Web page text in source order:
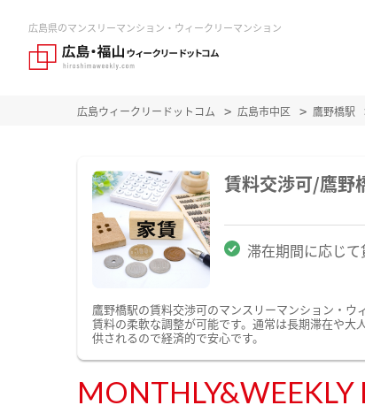
広島県のマンスリーマンション・ウィークリーマンション
広島ウィークリードットコム 広島市中区 鷹野橋駅
賃料交渉可/鷹野
滞在期間に応じ
鷹野橋駅の賃料交渉可のマンスリーマンション・
賃料の柔軟な調整が可能です。通常は長期滞在や大
供されるので経済的で安心です。
MONTHLY&WEEKLY